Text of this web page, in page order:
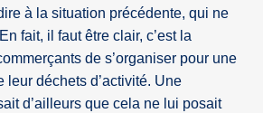
à la situation précédente, qui ne
fait, il faut être clair, c’est la
de s’organiser pour une
leur déchets d’activité. Une
d’ailleurs que cela ne lui posait